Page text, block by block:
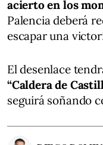
acierto en los
Palencia deberá
escapar una
El desenlace
“Caldera de
seguirá soñando